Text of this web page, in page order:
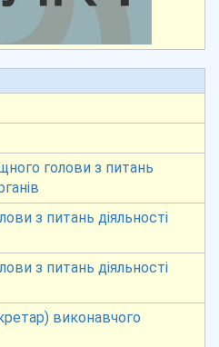
голови з питань
з питань діяльності
з питань діяльності
виконавчого